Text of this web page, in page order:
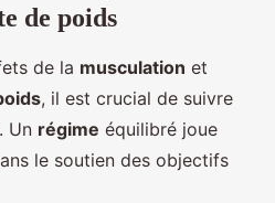
de poids
de la musculation et
, il est crucial de suivre
Un régime équilibré joue
le soutien des objectifs